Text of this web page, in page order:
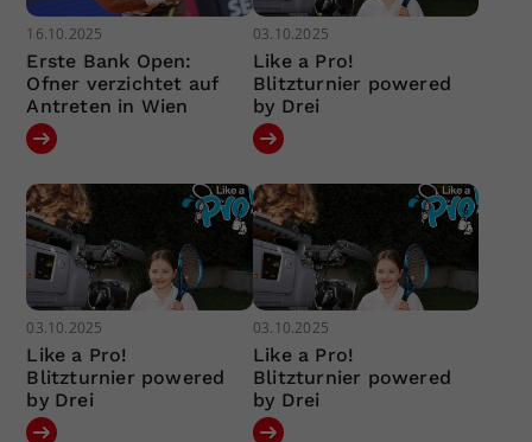
16.10.2025
Erste Bank Open:
Ofner verzichtet auf
Antreten in Wien
03.10.2025
Like a Pro!
Blitzturnier powered
by Drei
03.10.2025
Like a Pro!
Blitzturnier powered
by Drei
03.10.2025
Like a Pro!
Blitzturnier powered
by Drei